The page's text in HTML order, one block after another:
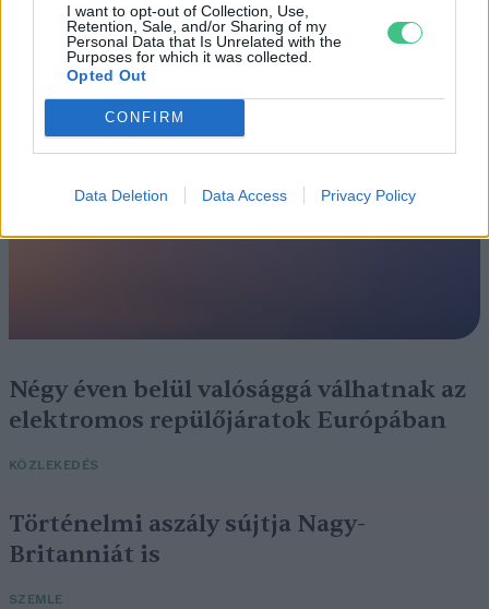
I want to opt-out of Collection, Use,
Retention, Sale, and/or Sharing of my
Personal Data that Is Unrelated with the
Purposes for which it was collected.
Opted Out
CONFIRM
Data Deletion Data Access Privacy Policy
a legjobb lelőhelyek!
SZEMLE
Négy éven belül valósággá válhatnak az
elektromos repülőjáratok Európában
KÖZLEKEDÉS
Történelmi aszály sújtja Nagy-
Britanniát is
SZEMLE